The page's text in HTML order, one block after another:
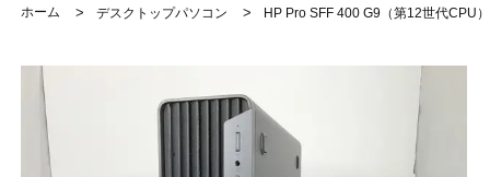
ホーム
> デスクトップパソコン > HP Pro SFF 400 G9（第12世代CPU）